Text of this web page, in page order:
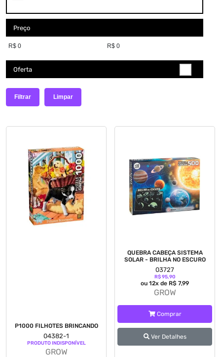
Preço
Oferta
Filtrar Limpar
P1000 FILHOTES BRINCANDO
04382-1
PRODUTO INDISPONÍVEL
GROW
QUEBRA CABEÇA SISTEMA
SOLAR - BRILHA NO ESCURO
03727
R$ 95,90
ou 12x de R$ 7,99
GROW
Comprar
Ver Detalhes